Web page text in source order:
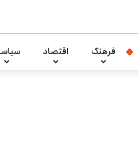
فرهنگ اقتصاد